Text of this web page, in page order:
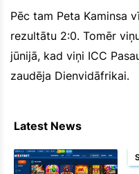
Pēc tam Peta Kaminsa
rezultātu 2:0. Tomēr
jūnijā, kad viņi ICC
zaudēja Dienvidāfrikai.
Latest News